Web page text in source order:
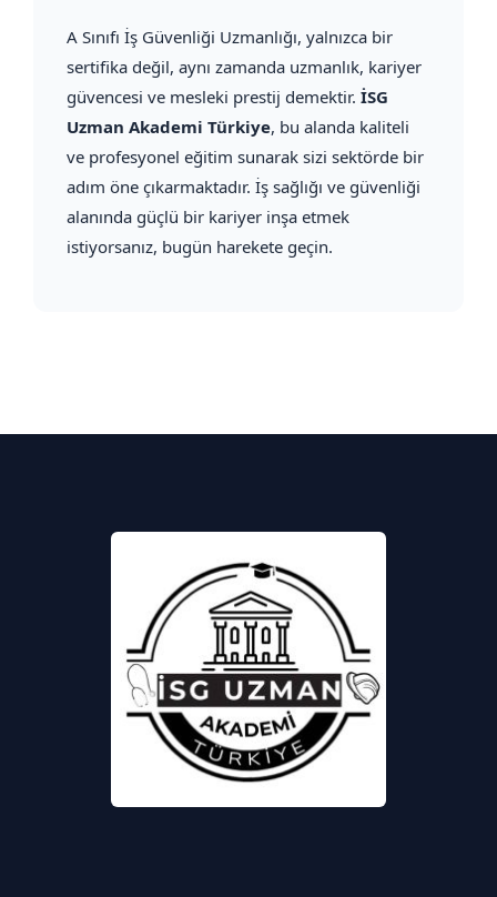
A Sınıfı İş Güvenliği Uzmanlığı, yalnızca bir
sertifika değil, aynı zamanda uzmanlık, kariyer
güvencesi ve mesleki prestij demektir. İSG
Uzman Akademi Türkiye, bu alanda kaliteli
ve profesyonel eğitim sunarak sizi sektörde bir
adım öne çıkarmaktadır. İş sağlığı ve güvenliği
alanında güçlü bir kariyer inşa etmek
istiyorsanız, bugün harekete geçin.